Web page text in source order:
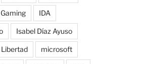
Gaming IDA
Isabel Díaz Ayuso
Libertad microsoft